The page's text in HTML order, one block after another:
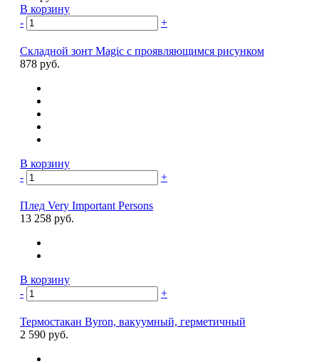
В корзину
-
+
Складной зонт Magic с проявляющимся рисунком
878 руб.
В корзину
-
+
Плед Very Important Persons
13 258 руб.
В корзину
-
+
Термостакан Byron, вакуумный, герметичный
2 590 руб.